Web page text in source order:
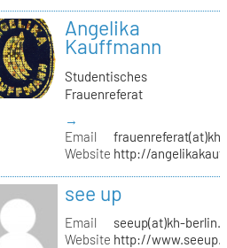
Angelika
Kauffmann
Studentisches
Frauenreferat
→
Email
Website http://
see up
Email
seeup(at)kh-
Website http://